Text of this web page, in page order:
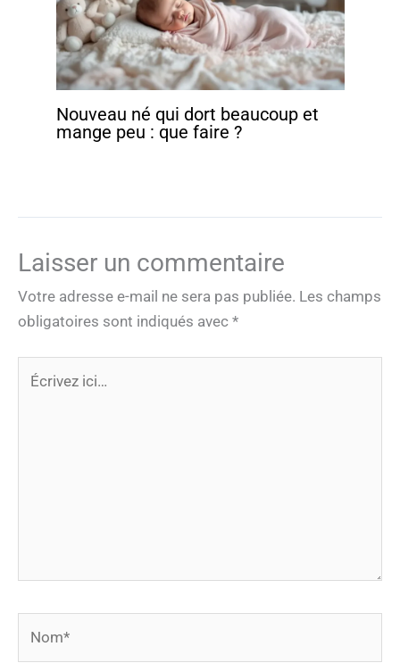
Nouveau né qui dort beaucoup et
mange peu : que faire ?
Laisser un commentaire
Votre adresse e-mail ne sera pas publiée. Les champs
obligatoires sont indiqués avec *